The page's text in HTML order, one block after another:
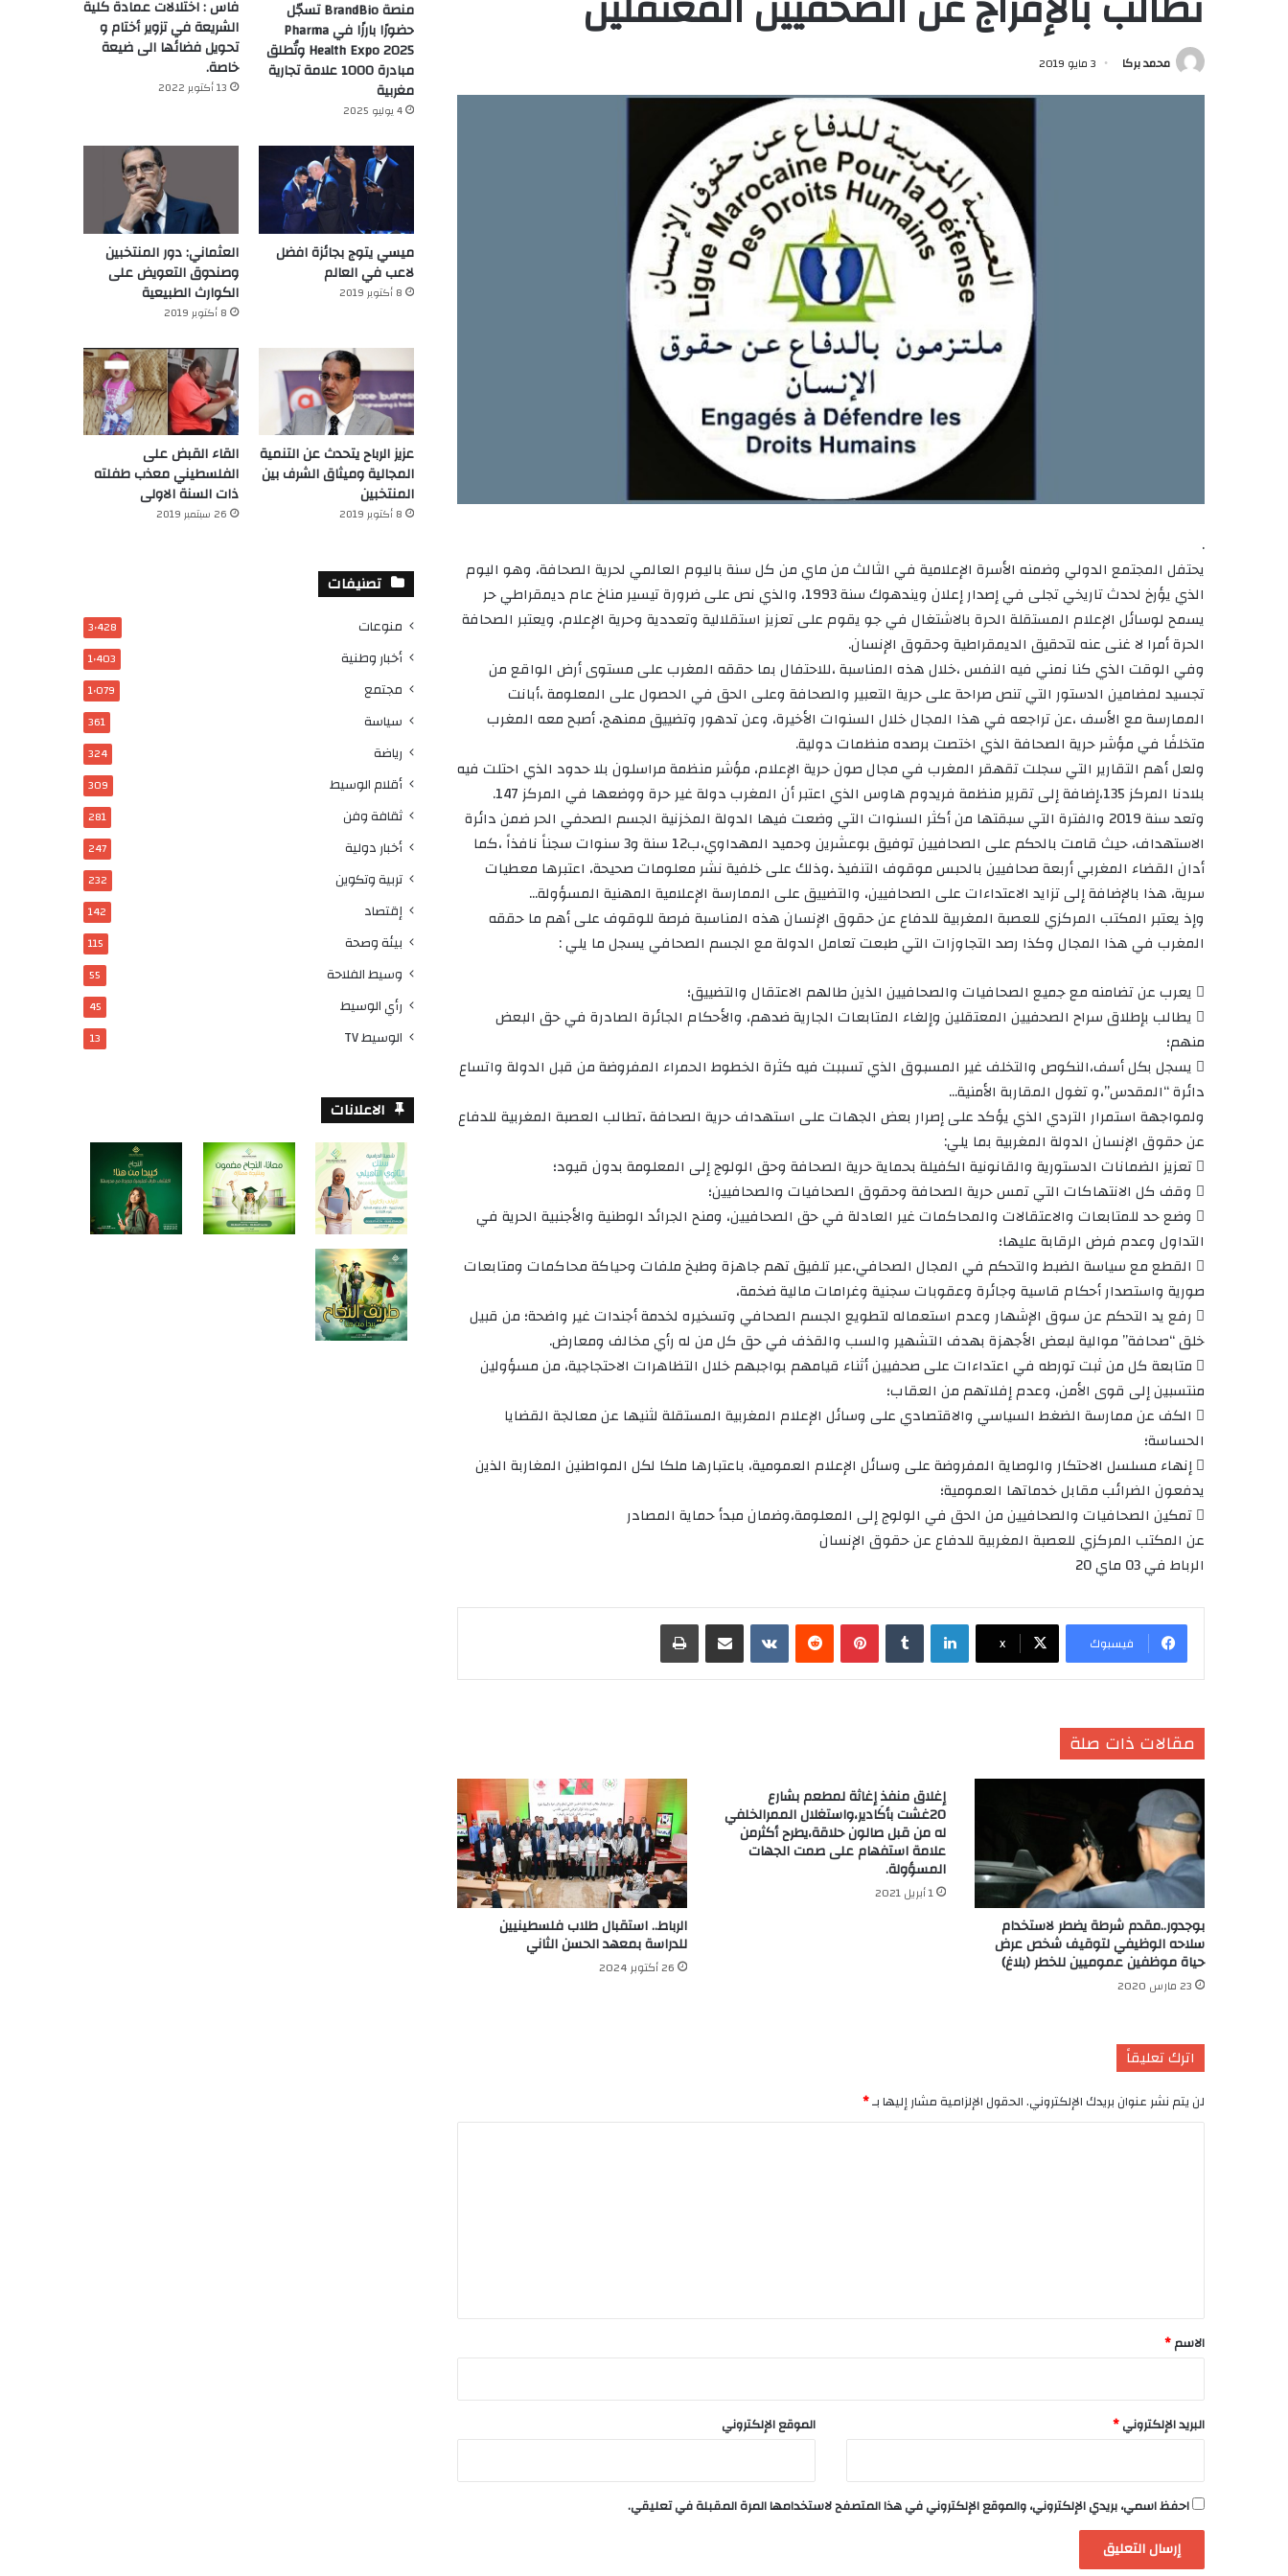
محمد بركا 3 مايو 2019
.
يحتفل المجتمع الدولي وضمنه الأسرة الإعلامية في الثالث من ماي من كل سنة باليوم العالمي لحرية الصحافة، وهو اليوم
الذي يؤرخ لحدث تاريخي تجلى في إصدار إعلان ويندهوك سنة 1993، والذي نص على ضرورة تيسير مناخ عام ديمقراطي حر
يسمح لوسائل الإعلام المستقلة الحرة بالاشتغال في جو يقوم على تعزيز استقلالية وتعددية وحرية الإعلام، ويعتبر الصحافة
الحرة أمرا لا غنى عنه لتحقيق الديمقراطية وحقوق الإنسان.
وفي الوقت الذي كنا نمني فيه النفس ،خلال هذه المناسبة ،للاحتفال بما حققه المغرب على مستوى أرض الواقع من
تجسيد لمضامين الدستور التي تنص صراحة على حرية التعبير والصحافة وعلى الحق في الحصول على المعلومة ،أبانت
الممارسة مع الأسف ،عن تراجعه في هذا المجال خلال السنوات الأخيرة، وعن تدهور وتضييق ممنهج، أصبح معه المغرب
متخلفًا في مؤشر حرية الصحافة الذي اختصت برصده منظمات دولية.
ولعل أهم التقارير التي سجلت تقهقر المغرب في مجال صون حرية الإعلام، مؤشر منظمة مراسلون بلا حدود الذي احتلت فيه
بلادنا المركز 135،إضافة إلى تقرير منظمة فريدوم هاوس الذي اعتبر أن المغرب دولة غير حرة ووضعها في المركز 147.
وتعد سنة 2019 والفترة التي سبقتها من أكثر السنوات التي وضعت فيها الدولة المخزنية الجسم الصحفي الحر ضمن دائرة
الاستهداف، حيث قامت بالحكم على الصحافيين توفيق بوعشرين وحميد المهداوي،ب12 سنة و3 سنوات سجناً نافذاً ،كما
أدان القضاء المغربي أربعة صحافيين بالحبس موقوف التنفيذ ،وذلك على خلفية نشر معلومات صحيحة، اعتبرها معطيات
سرية، هذا بالإضافة إلى تزايد الاعتداءات على الصحافيين، والتضييق على الممارسة الإعلامية المهنية المسؤولة…
وإذ يعتبر المكتب المركزي للعصبة المغربية للدفاع عن حقوق الإنسان هذه المناسبة فرصة للوقوف على أهم ما حققه
المغرب في هذا المجال وكذا رصد التجاوزات التي طبعت تعامل الدولة مع الجسم الصحافي يسجل ما يلي :
 يعرب عن تضامنه مع جميع الصحافيات والصحافيين الذين طالهم الاعتقال والتضييق؛
 يطالب بإطلاق سراح الصحفيين المعتقلين وإلغاء المتابعات الجارية ضدهم، والأحكام الجائرة الصادرة في حق البعض
منهم؛
 يسجل بكل أسف،النكوص والتخلف غير المسبوق الذي تسببت فيه كثرة الخطوط الحمراء المفروضة من قبل الدولة واتساع
دائرة “المقدس”،و تغول المقاربة الأمنية…
ولمواجهة استمرار التردي الذي يؤكد على إصرار بعض الجهات على استهداف حرية الصحافة ،تطالب العصبة المغربية للدفاع
عن حقوق الإنسان الدولة المغربية بما يلي:
 تعزيز الضمانات الدستورية والقانونية الكفيلة بحماية حرية الصحافة وحق الولوج إلى المعلومة بدون قيود؛
 وقف كل الانتهاكات التي تمس حرية الصحافة وحقوق الصحافيات والصحافيين؛
 وضع حد للمتابعات والاعتقالات والمحاكمات غير العادلة في حق الصحافيين، ومنح الجرائد الوطنية والأجنبية الحرية في
التداول وعدم فرض الرقابة عليها؛
 القطع مع سياسة الضبط والتحكم في المجال الصحافي،عبر تلفيق تهم جاهزة وطبخ ملفات وحياكة محاكمات ومتابعات
صورية واستصدار أحكام قاسية وجائرة وعقوبات سجنية وغرامات مالية ضخمة،
 رفع يد التحكم عن سوق الإشهار وعدم استعماله لتطويع الجسم الصحافي وتسخيره لخدمة أجندات غير واضحة؛ من قبيل
خلق “صحافة” موالية لبعض الأجهزة بهدف التشهير والسب والقذف في حق كل من له رأي مخالف ومعارض.
 متابعة كل من ثبت تورطه في اعتداءات على صحفيين أثناء قيامهم بواجبهم خلال التظاهرات الاحتجاجية، من مسؤولين
منتسبين إلى قوى الأمن، وعدم إفلاتهم من العقاب؛
 الكف عن ممارسة الضغط السياسي والاقتصادي على وسائل الإعلام المغربية المستقلة لثنيها عن معالجة القضايا
الحساسة؛
 إنهاء مسلسل الاحتكار والوصاية المفروضة على وسائل الإعلام العمومية، باعتبارها ملكا لكل المواطنين المغاربة الذين
يدفعون الضرائب مقابل خدماتها العمومية؛
 تمكين الصحافيات والصحافيين من الحق في الولوج إلى المعلومة،وضمان مبدأ حماية المصادر
عن المكتب المركزي للعصبة المغربية للدفاع عن حقوق الإنسان
الرباط في 03 ماي 20
فيسبوك X
لينكدإن بينتيريست
مقالات ذات صلة
بوجدور..مقدم شرطة يضطر لاستخدام
سلاحه الوظيفي لتوقيف شخص عرض
حياة موظفين عموميين للخطر (بلاغ)
23 مارس 2020
إغلاق منفذ إغاثة لمطعم بشارع
20غشت بأكَادير،واستغلال الممرالخلفي
له من قبل صالون حلاقة،يطرح أكثرمن
علامة استفهام على صمت الجهات
المسؤولة.
1 أبريل 2021
الرباط.. استقبال طلاب فلسطينيين
للدراسة بمعهد الحسن الثاني
26 أكتوبر 2024
اترك تعليقاً
لن يتم نشر عنوان بريدك الإلكتروني.الحقول الإلزامية مشار إليها بـ*
*
الاسم*
البريد الإلكتروني* الموقع الإلكتروني
احفظ اسمي، بريدي الإلكتروني، والموقع الإلكتروني في هذا المتصفح لاستخدامها المرة المقبلة في تعليقي.
منصة BrandBio تسجّل
حضورًا بارزًا في Pharma
Health Expo 2025 وتُطلق
مبادرة 1000 علامة تجارية
مغربية
4 يوليو 2025
فاس : اختلالات عمادة كلية
الشريعة في تزوير أختام و
تحويل فضائها الى ضيعة
خاصة.
13 أكتوبر 2022
ميسي يتوج بجائزة افضل
لاعب في العالم‎
8 أكتوبر 2019
العثماني: دور المنتخبين
وصندوق التعويض على
الكوارث الطبيعية
8 أكتوبر 2019
عزيز الرباح يتحدث عن التنمية
المجالية وميثاق الشرف بين
المنتخبين
8 أكتوبر 2019
القاء القبض على
الفلسطيني معذب طفلته
ذات السنة الاولى
26 سبتمبر 2019
تصنيفات
منوعات 3٬428
أخبار وطنية 1٬403
مجتمع 1٬079
سياسة 361
رياضة 324
أقلام الوسيط 309
ثقافة وفن 281
أخبار دولية 247
تربية وتكوين 232
إقتصاد 142
بيئة وصحة 115
وسيط الفلاحة 55
رأي الوسيط 45
الوسيط TV 13
الاعلانات